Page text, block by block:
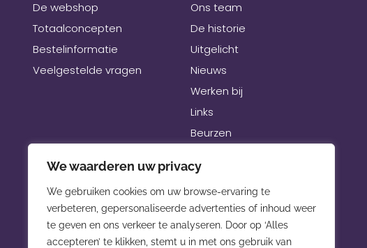
We waarderen uw privacy
We gebruiken cookies om uw browse-ervaring te
verbeteren, gepersonaliseerde advertenties of inhoud weer
te geven en ons verkeer te analyseren. Door op ‘Alles
accepteren’ te klikken, stemt u in met ons gebruik van
De webshop
Totaalconcepten
Bestelinformatie
Veelgestelde vragen
Ons team
De historie
Uitgelicht
Nieuws
Werken bij
Links
Beurzen